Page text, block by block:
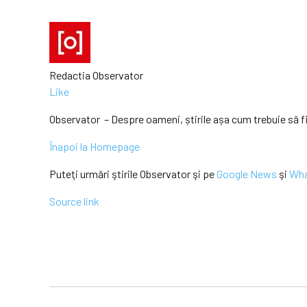
Redactia Observator
Like
Observator – Despre oameni, știrile așa cum trebuie să
Înapoi la Homepage
Puteţi urmări ştirile Observator şi peGoogle News şi
Source link